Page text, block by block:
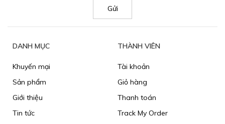
DANH MỤC
Khuyến mại
Sản phẩm
Giới thiệu
Tin tức
THÀNH VIÊN
Tài khoản
Giỏ hàng
Thanh toán
Track My Order